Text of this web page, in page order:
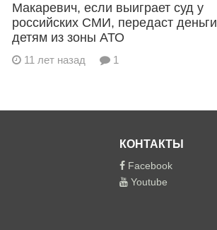
Макаревич, если выиграет суд у
российских СМИ, передаст деньги
детям из зоны АТО
11 лет назад 1
КОНТАКТЫ
Facebook
Youtube